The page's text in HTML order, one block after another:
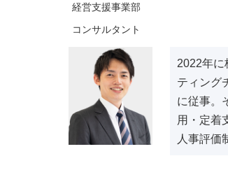
経営支援事業部
コンサルタント
2022年に
ティング
に従事。
用・定着
人事評価